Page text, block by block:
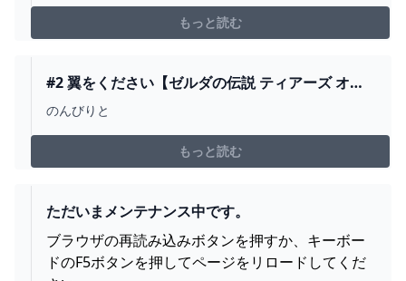
ルダの伝説 ティアーズ オブ ザ キングダム】
https://youtu.be/_KqG0CqDIWg【ゼルダの伝説 ブレス
もっと読む
#2 翼をください【ゼルダの伝説 ティアーズ オブ
ザ キングダム】 - YOUTUBE
のんびりと
もっと読む
ただいまメンテナンス中です。
ブラウザの再読み込みボタンを押すか、キーボー
ドのF5ボタンを押してページをリロードしてくだ